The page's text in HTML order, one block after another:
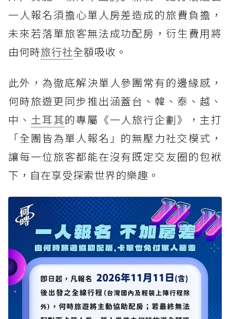
一人報名須擔心單人房差造成的旅費負擔，
未來若落單旅客無法成功配房，衍生費用將
由何時旅行社全額吸收。
此外，為徹底解決單人參團常有的邊緣感，
何時旅遊更同步推出涵蓋台、韓、泰、越、
中、 土耳其的專屬《一人旅行企劃》，主打
「全團皆為單人報名」的無壓力社交模式，
讓每一位旅客都能在沒有既定交友圈的包袱
下，自在享受探索世界的樂趣。